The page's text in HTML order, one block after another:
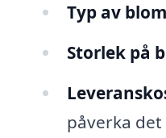
Typ av
Storlek på
påverka